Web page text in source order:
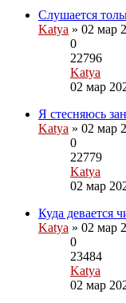
Слушается
Katya » 02 мар
0
22796
Katya
02 мар
Я стесняюсь
Katya » 02 мар
0
22779
Katya
02 мар
Куда девается
Katya » 02 мар
0
23484
Katya
02 мар